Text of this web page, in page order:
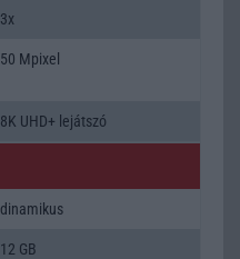
3x
50 Mpixel
8K UHD+ lejátszó
dinamikus
12 GB